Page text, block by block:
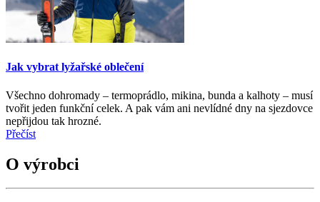
Jak vybrat lyžařské oblečení
Všechno dohromady – termoprádlo, mikina, bunda a kalhoty – musí
tvořit jeden funkční celek. A pak vám ani nevlídné dny na sjezdovce
nepřijdou tak hrozné.
Přečíst
O výrobci